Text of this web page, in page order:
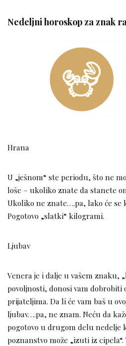
Nedeljni horoskop za znak
Hrana
U „ješnom“ ste periodu, što ne
loše – ukoliko znate da stanete
Ukoliko ne znate….pa, lako će se
Pogotovo „slatki“ kilogrami.
Ljubav
Venera je i dalje u vašem znaku,
povoljnosti, donosi vam dobrobiti
prijateljima. Da li će vam baš u
ljubav….pa, ne znam. Neću da
pogotovo u drugom delu nedelje
poznanstvo može „izuti iz